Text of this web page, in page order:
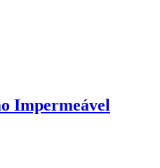
Impermeável